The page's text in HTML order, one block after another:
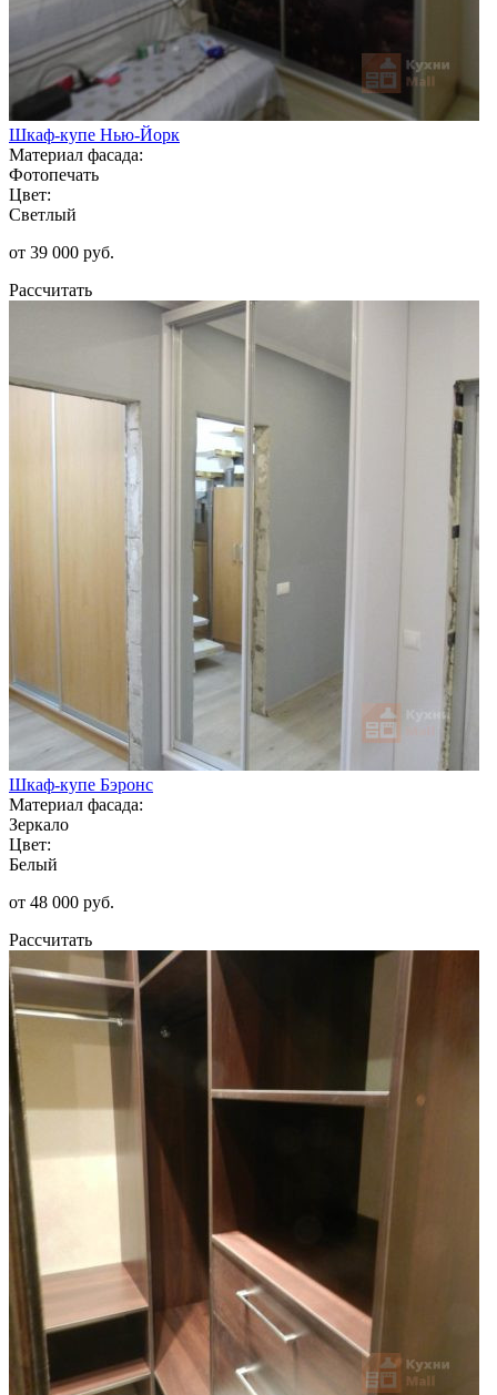
Шкаф-купе Нью-Йорк
Материал фасада:
Фотопечать
Цвет:
Светлый
от 39 000 руб.
Рассчитать
Шкаф-купе Бэронс
Материал фасада:
Зеркало
Цвет:
Белый
от 48 000 руб.
Рассчитать